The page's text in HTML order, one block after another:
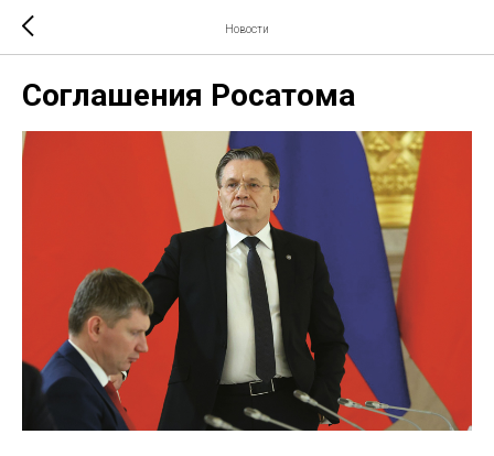
Новости
Соглашения Росатома